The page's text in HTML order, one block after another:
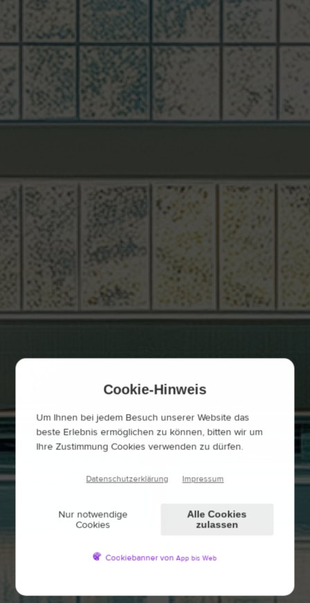
Cookie-Hinweis
Um Ihnen bei jedem Besuch unserer Website das
beste Erlebnis ermöglichen zu können, bitten wir um
Ihre Zustimmung Cookies verwenden zu dürfen.
Datenschutzerklärung Impressum
Nur notwendige
Cookies
Alle Cookies
zulassen
Cookiebanner vonApp bis Web